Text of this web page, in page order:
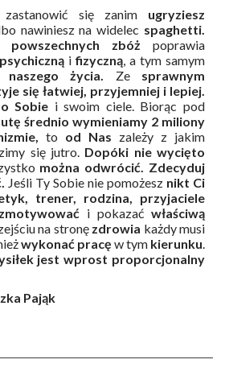
zastanowić się zanim ugryziesz
nawiniesz na widelec spaghetti.
powszechnych zbóż poprawia
ifizyczną, a tym samym
naszego życia. Ze sprawnym
się łatwiej, przyjemniej i lepiej.
Sobie i swoim ciele. Biorąc pod
średnio wymieniamy 2 miliony
to od Nas zależy z jakim
się jutro. Dopóki nie wycięto
można odwrócić. Zdecyduj
Jeśli Ty Sobie nie pomożesz nikt Ci
trener, rodzina, przyjaciele
zmotywować i pokazać właściwą
na stronę zdrowia każdy musi
wykonać pracę w tym kierunku.
jest wprost proporcjonalny
Pająk